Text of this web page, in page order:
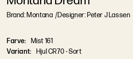
Brand: Montana /Designer: Peter J Lassen
Farve:
Mist 161
Variant: Hjul CR70 - Sort